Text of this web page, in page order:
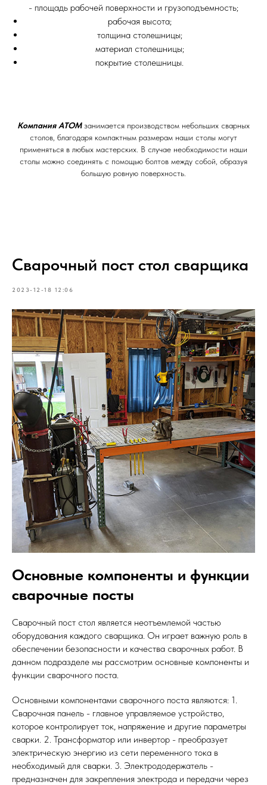
- площадь рабочей поверхности и грузоподъемность;
рабочая высота;
толщина столешницы;
материал столешницы;
покрытие столешницы.
Компания АТОМзанимается производством небольших сварных
столов, благодаря компактным размерам наши столы могут
применяться в любых мастерских. В случае необходимости наши
столы можно соединять с помощью болтов между собой, образуя
большую ровную поверхность.
Сварочный пост стол сварщика
2023-12-18 12:06
Основные компоненты и функции
сварочные посты
Сварочный пост стол является неотъемлемой частью
оборудования каждого сварщика. Он играет важную роль в
обеспечении безопасности и качества сварочных работ. В
данном подразделе мы рассмотрим основные компоненты и
функции сварочного поста.
Основными компонентами сварочного поста являются: 1.
Сварочная панель - главное управляемое устройство,
которое контролирует ток, напряжение и другие параметры
сварки. 2. Трансформатор или инвертор - преобразует
электрическую энергию из сети переменного тока в
необходимый для сварки. 3. Электрододержатель -
предназначен для закрепления электрода и передачи через